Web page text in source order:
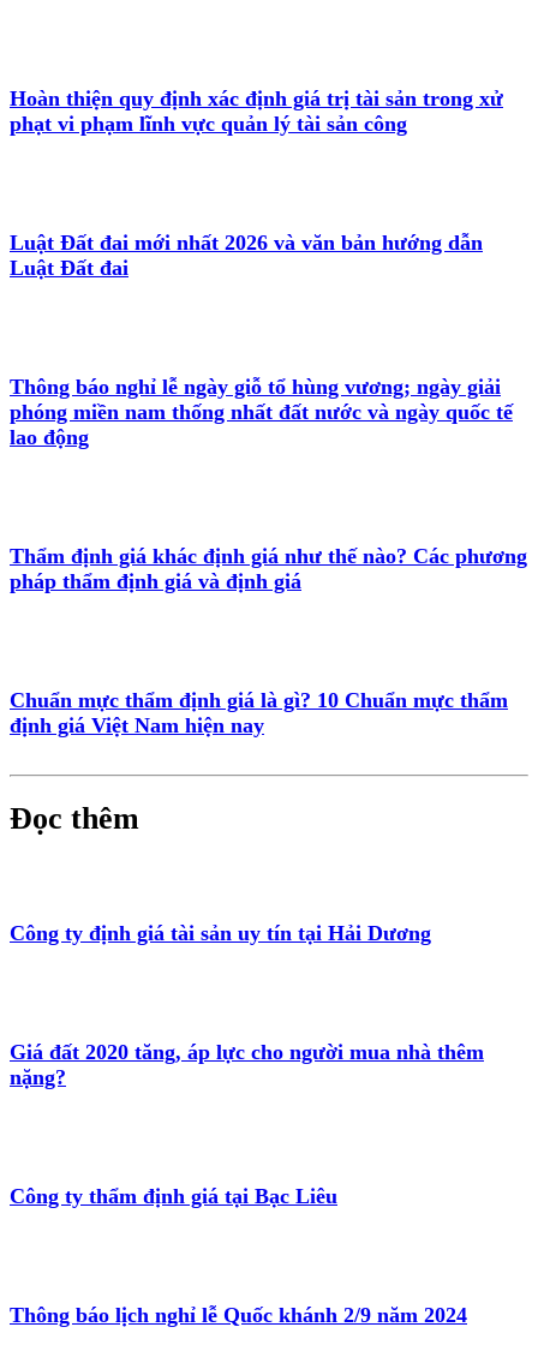
Hoàn thiện quy định xác định giá trị tài sản trong xử
phạt vi phạm lĩnh vực quản lý tài sản công
Luật Đất đai mới nhất 2026 và văn bản hướng dẫn
Luật Đất đai
Thông báo nghỉ lễ ngày giỗ tổ hùng vương; ngày giải
phóng miền nam thống nhất đất nước và ngày quốc tế
lao động
Thẩm định giá khác định giá như thế nào? Các phương
pháp thẩm định giá và định giá
Chuẩn mực thẩm định giá là gì? 10 Chuẩn mực thẩm
định giá Việt Nam hiện nay
Đọc thêm
Công ty định giá tài sản uy tín tại Hải Dương
Giá đất 2020 tăng, áp lực cho người mua nhà thêm
nặng?
Công ty thẩm định giá tại Bạc Liêu
Thông báo lịch nghỉ lễ Quốc khánh 2/9 năm 2024